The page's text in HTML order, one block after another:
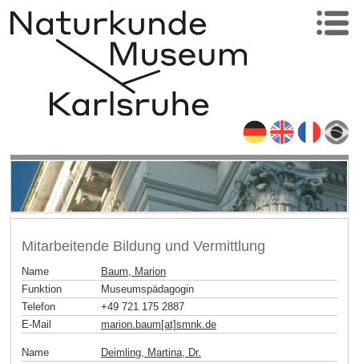
Mitarbeitende Bildung und Vermittlung
Name
Baum, Marion
Funktion
Museumspädagogin
Telefon
+49 721 175 2887
E-Mail
marion.baum[at]smnk.de
Name
Deimling, Martina, Dr.